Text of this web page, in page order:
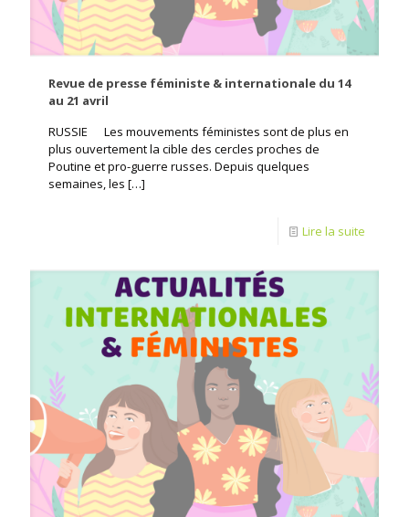
Revue de presse féministe & internationale du 14
au 21 avril
RUSSIE Les mouvements féministes sont de plus en
plus ouvertement la cible des cercles proches de
Poutine et pro-guerre russes. Depuis quelques
semaines, les […]
Lire la suite